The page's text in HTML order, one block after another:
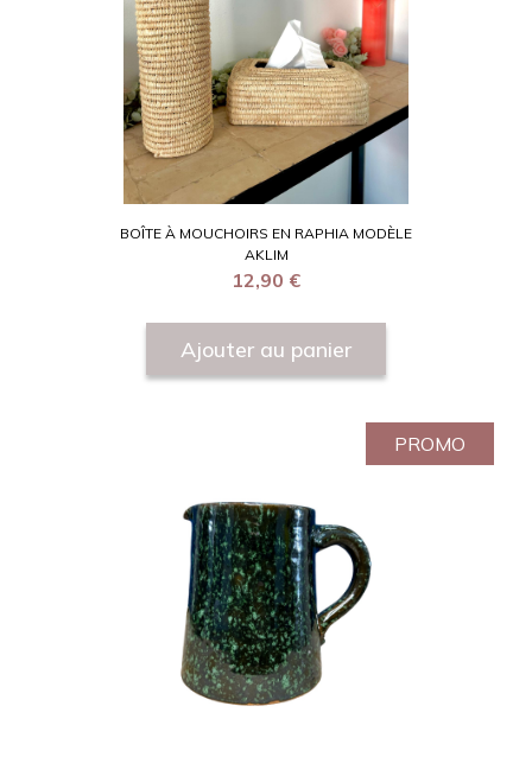
BOÎTE À MOUCHOIRS EN RAPHIA MODÈLE
AKLIM
12,90 €
Ajouter au panier
PROMO